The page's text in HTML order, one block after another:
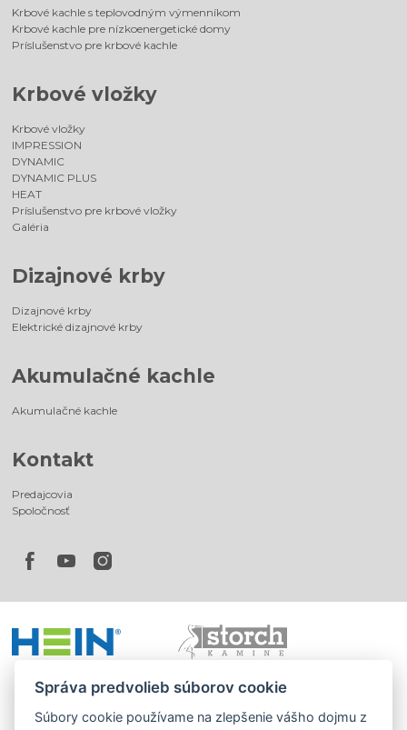
Krbové kachle s teplovodným výmenníkom
Krbové kachle pre nízkoenergetické domy
Príslušenstvo pre krbové kachle
Krbové vložky
Krbové vložky
IMPRESSION
DYNAMIC
DYNAMIC PLUS
HEAT
Príslušenstvo pre krbové vložky
Galéria
Dizajnové krby
Dizajnové krby
Elektrické dizajnové krby
Akumulačné kachle
Akumulačné kachle
Kontakt
Predajcovia
Spoločnosť
Správa predvolieb súborov cookie
Súbory cookie používame na zlepšenie vášho dojmu z